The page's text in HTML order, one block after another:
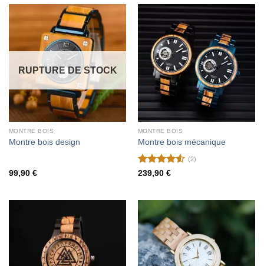
RUPTURE DE STOCK
MONTRE BOIS
Montre bois design
99,90 €
MONTRE BOIS
Montre bois mécanique
Note4.5
(2)
239,90 €